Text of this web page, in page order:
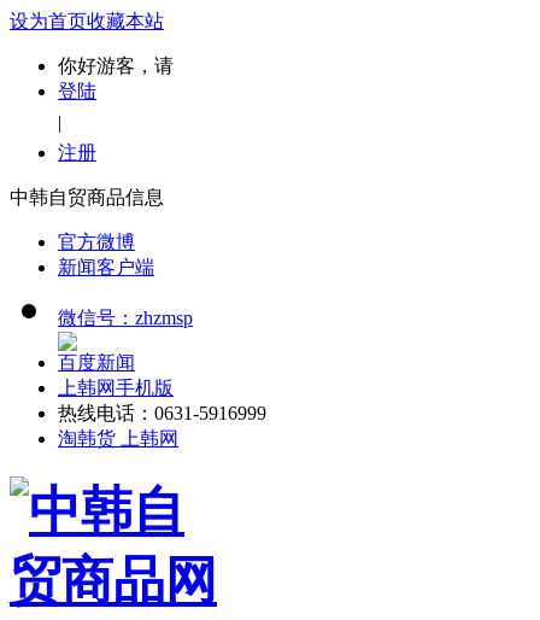
设为首页收藏本站
你好游客，请
登陆
|
注册
中韩自贸商品信息
官方微博
新闻客户端
微信号：zhzmsp
百度新闻
上韩网手机版
热线电话：0631-5916999
淘韩货 上韩网